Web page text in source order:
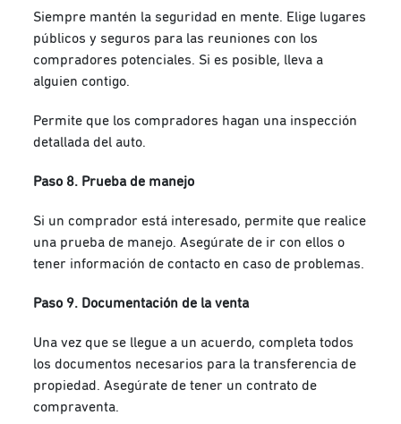
Siempre mantén la seguridad en mente. Elige lugares
públicos y seguros para las reuniones con los
compradores potenciales. Si es posible, lleva a
alguien contigo.
Permite que los compradores hagan una inspección
detallada del auto.
Paso 8. Prueba de manejo
Si un comprador está interesado, permite que realice
una prueba de manejo. Asegúrate de ir con ellos o
tener información de contacto en caso de problemas.
Paso 9. Documentación de la venta
Una vez que se llegue a un acuerdo, completa todos
los documentos necesarios para la transferencia de
propiedad. Asegúrate de tener un contrato de
compraventa.